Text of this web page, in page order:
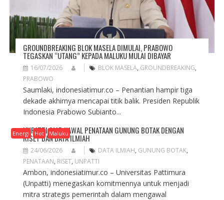
GROUNDBREAKING BLOK MASELA DIMULAI, PRABOWO
TEGASKAN “UTANG” KEPADA MALUKU MULAI DIBAYAR
16/07/2026 BLOK MASELA, GROUNDBREAKING,
PRABOWO
Saumlaki, indonesiatimur.co – Penantian hampir tiga
dekade akhirnya mencapai titik balik. Presiden Republik
Indonesia Prabowo Subianto...
Energi Hot Maluku
UNPATTI SIAP KAWAL PENATAAN GUNUNG BOTAK DENGAN
RISET DAN DATA ILMIAH
24/06/2026 DATA ILMIAH, GUNUNG BOTAK,
PENATAAN, RISET, UNPATTI
Ambon, indonesiatimur.co – Universitas Pattimura
(Unpatti) menegaskan komitmennya untuk menjadi
mitra strategis pemerintah dalam mengawal